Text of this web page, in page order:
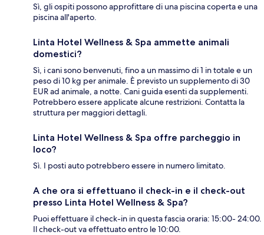
Sì, gli ospiti possono approfittare di una piscina coperta e una
piscina all'aperto.
Linta Hotel Wellness & Spa ammette animali
domestici?
Sì, i cani sono benvenuti, fino a un massimo di 1 in totale e un
peso di 10 kg per animale. È previsto un supplemento di 30
EUR ad animale, a notte. Cani guida esenti da supplementi.
Potrebbero essere applicate alcune restrizioni. Contatta la
struttura per maggiori dettagli.
Linta Hotel Wellness & Spa offre parcheggio in
loco?
Sì. I posti auto potrebbero essere in numero limitato.
A che ora si effettuano il check-in e il check-out
presso Linta Hotel Wellness & Spa?
Puoi effettuare il check-in in questa fascia oraria: 15:00- 24:00.
Il check-out va effettuato entro le 10:00.